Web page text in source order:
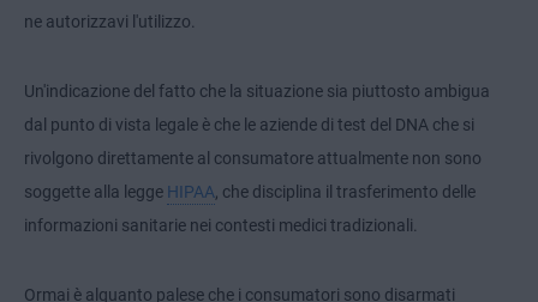
ne autorizzavi l'utilizzo.
Un'indicazione del fatto che la situazione sia piuttosto ambigua
dal punto di vista legale è che le aziende di test del DNA che si
rivolgono direttamente al consumatore attualmente non sono
soggette alla legge HIPAA, che disciplina il trasferimento delle
informazioni sanitarie nei contesti medici tradizionali.
Ormai è alquanto palese che i consumatori sono disarmati